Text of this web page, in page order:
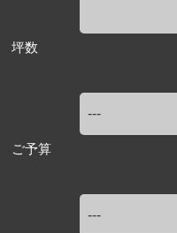
坪数
ご予算